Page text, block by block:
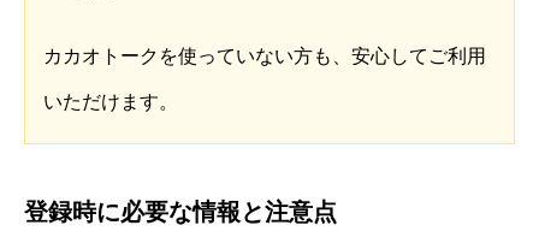
カカオトークを使っていない方も、安心してご利用
いただけます。
登録時に必要な情報と注意点